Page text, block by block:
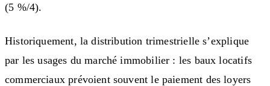
(5 %/4).
Historiquement, la distribution trimestrielle s’explique
par les usages du marché immobilier : les baux locatifs
commerciaux prévoient souvent le paiement des loyers